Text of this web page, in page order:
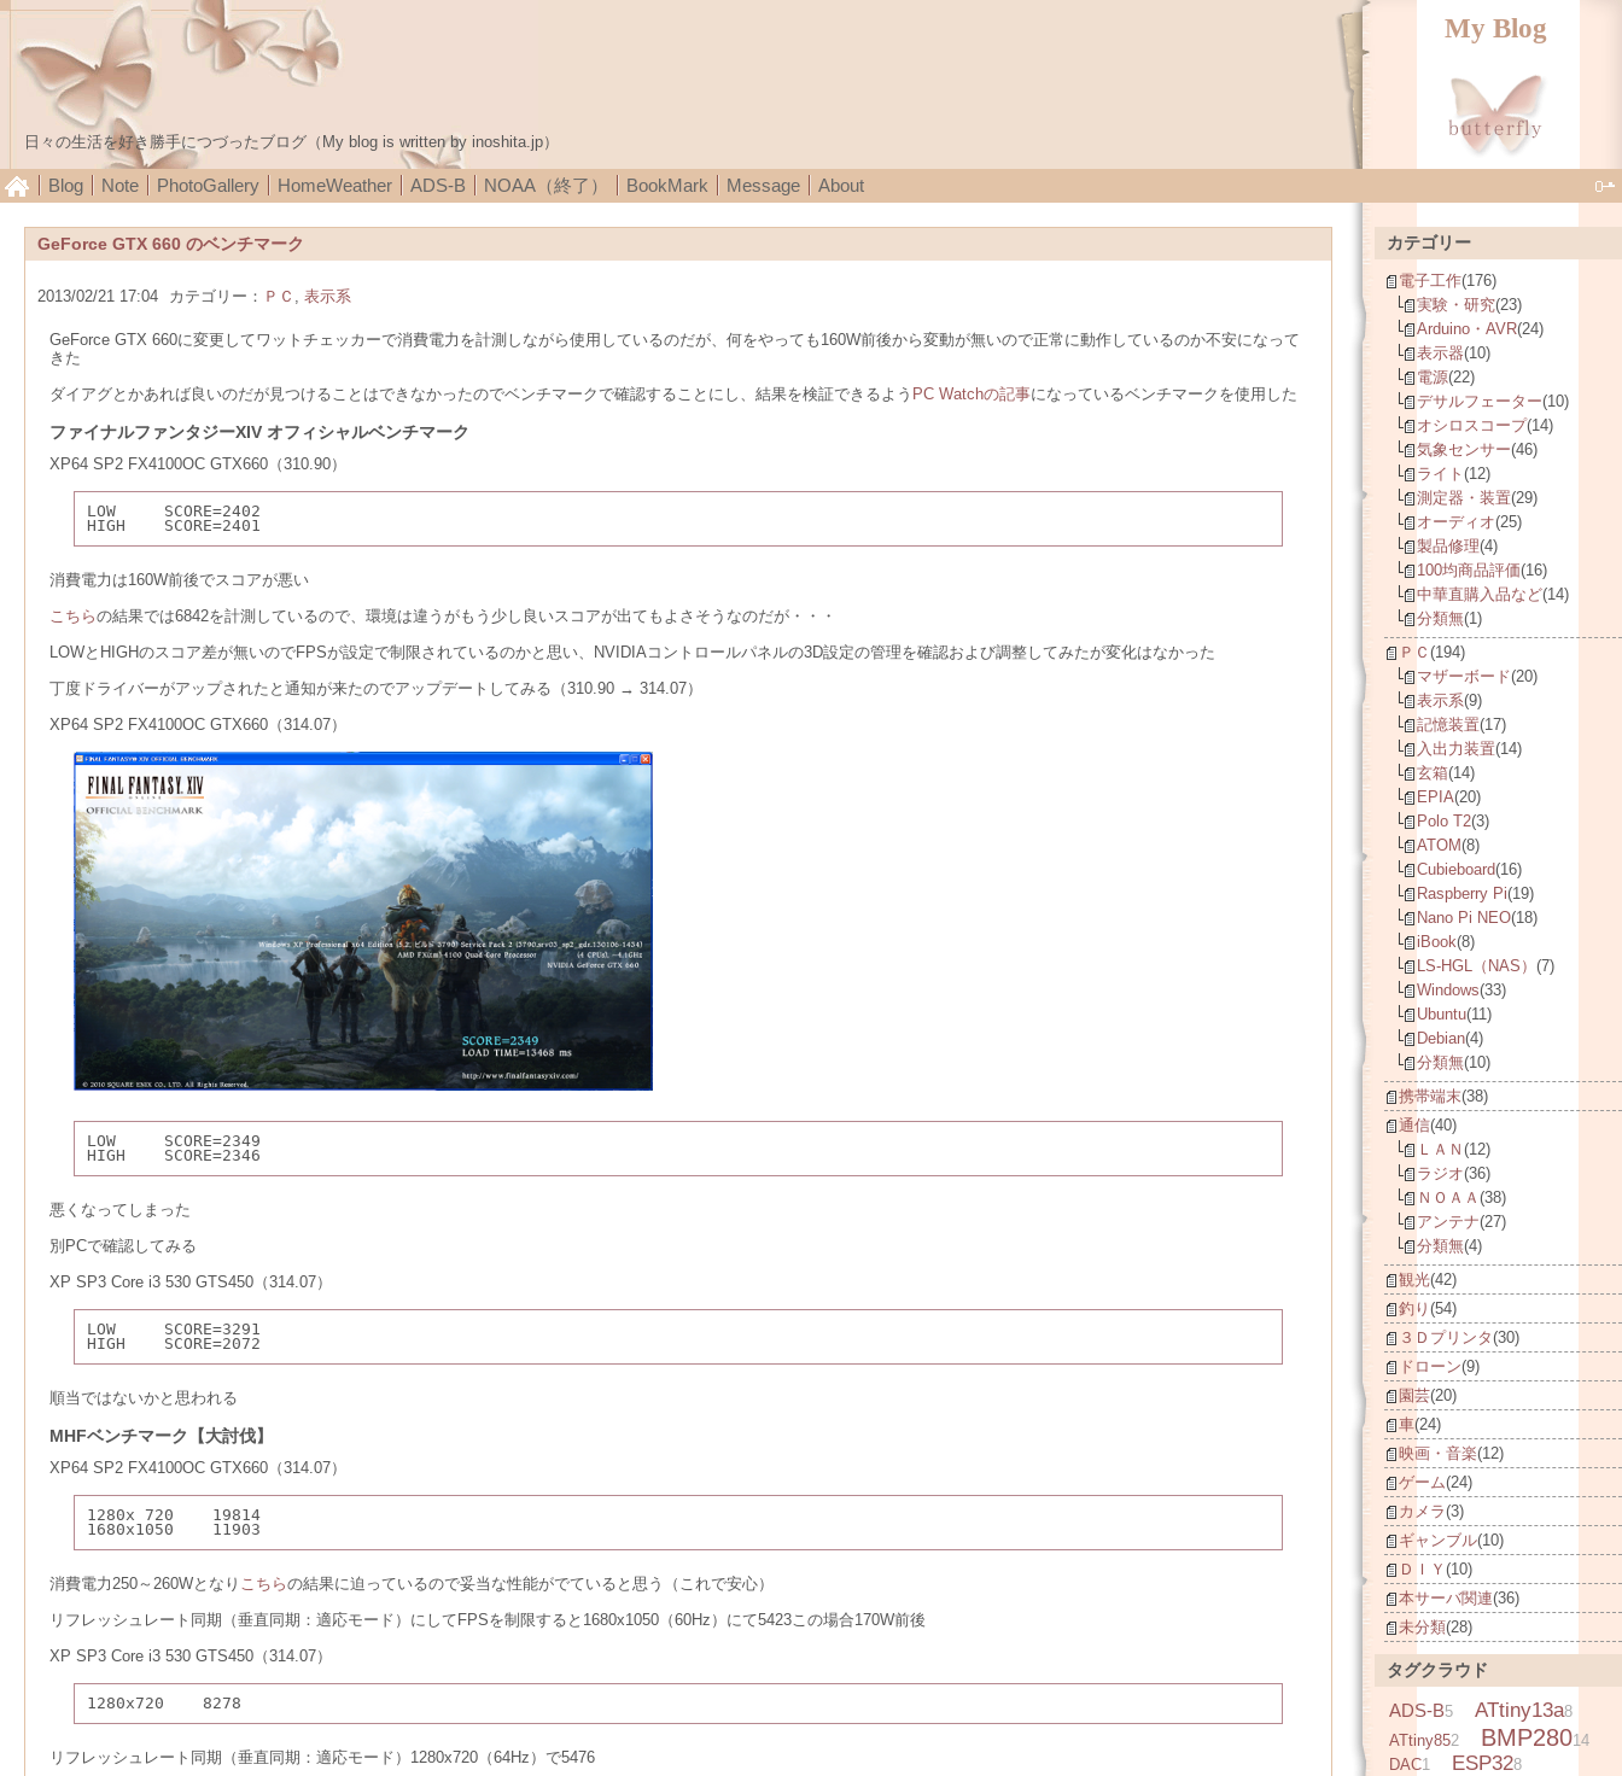
My Blog
日々の生活を好き勝手につづったブログ（My blog is written by inoshita.jp）
Blog Note PhotoGallery HomeWeather ADS-B NOAA（終了） BookMark Message About
GeForce GTX 660 のベンチマーク
2013/02/21 17:04 カテゴリー： ＰＣ , 表示系
GeForce GTX 660に変更してワットチェッカーで消費電力を計測しながら使用しているのだが、何をやっても160W前後から変動が無いので正常に動作しているのか不安になって
きた
ダイアグとかあれば良いのだが見つけることはできなかったのでベンチマークで確認することにし、結果を検証できるよう PC Watchの記事になっているベンチマークを使用した
ファイナルファンタジーXIV オフィシャルベンチマーク
XP64 SP2 FX4100OC GTX660（310.90）
LOW     SCORE=2402
HIGH    SCORE=2401
消費電力は160W前後でスコアが悪い
こちらの結果では6842を計測しているので、環境は違うがもう少し良いスコアが出てもよさそうなのだが・・・
LOWとHIGHのスコア差が無いのでFPSが設定で制限されているのかと思い、NVIDIAコントロールパネルの3D設定の管理を確認および調整してみたが変化はなかった
丁度ドライバーがアップされたと通知が来たのでアップデートしてみる（310.90 → 314.07）
XP64 SP2 FX4100OC GTX660（314.07）
LOW     SCORE=2349
HIGH    SCORE=2346
悪くなってしまった
別PCで確認してみる
XP SP3 Core i3 530 GTS450（314.07）
LOW     SCORE=3291
HIGH    SCORE=2072
順当ではないかと思われる
MHFベンチマーク【大討伐】
XP64 SP2 FX4100OC GTX660（314.07）
1280x 720    19814
1680x1050    11903
消費電力250～260Wとなり こちらの結果に迫っているので妥当な性能がでていると思う（これで安心）
リフレッシュレート同期（垂直同期：適応モード）にしてFPSを制限すると1680x1050（60Hz）にて5423この場合170W前後
XP SP3 Core i3 530 GTS450（314.07）
1280x720    8278
リフレッシュレート同期（垂直同期：適応モード）1280x720（64Hz）で5476
カテゴリー
電子工作(176)
実験・研究(23)
Arduino・AVR(24)
表示器(10)
電源(22)
デサルフェーター(10)
オシロスコープ(14)
気象センサー(46)
ライト (12)
測定器・装置(29)
オーディオ(25)
製品修理(4)
100均商品評価(16)
中華直購入品など(14)
分類無(1)
ＰＣ (194)
マザーボード(20)
表示系(9)
記憶装置(17)
入出力装置(14)
玄箱(14)
EPIA(20)
Polo T2(3)
ATOM(8)
Cubieboard(16)
Raspberry Pi(19)
Nano Pi NEO(18)
iBook(8)
LS-HGL（NAS） (7)
Windows(33)
Ubuntu(11)
Debian(4)
分類無(10)
携帯端末(38)
通信(40)
ＬＡＮ (12)
ラジオ(36)
ＮＯＡＡ (38)
アンテナ(27)
分類無(4)
観光(42)
釣り (54)
３Ｄプリンタ(30)
ドローン(9)
園芸(20)
車(24)
映画・音楽(12)
ゲーム(24)
カメラ(3)
ギャンブル(10)
ＤＩＹ (10)
本サーバ関連(36)
未分類(28)
タグクラウド
ADS-B5 ATtiny13a8
ATtiny852 BMP28014
DAC1 ESP328